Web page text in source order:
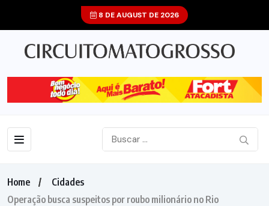
8 DE AUGUST DE 2026
Home
Cidades
Operação busca suspeitos por roubo milionário no Rio